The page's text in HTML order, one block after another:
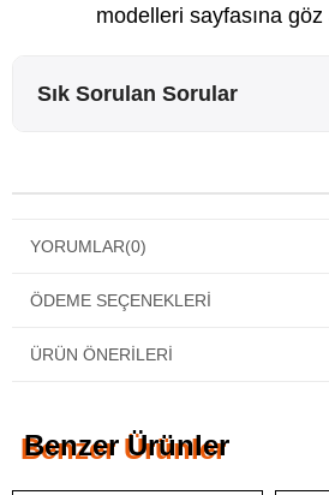
modelleri sayfasına
Sık Sorulan Sorular
YORUMLAR(0)
ÖDEME SEÇENEKLERI
ÜRÜN ÖNERILERI
Benzer Ürünler